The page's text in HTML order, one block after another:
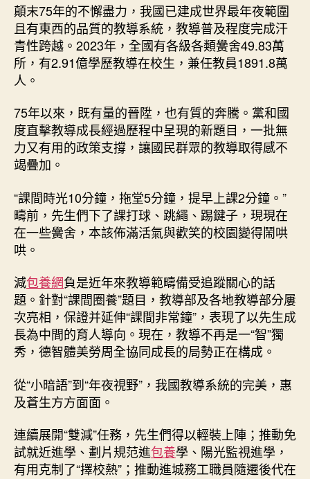
顛末75年的不懈盡力，我國已建成世界最年夜範圍
且有東西的品質的教導系統，教導普及程度完成汗
青性跨越。2023年，全國有各級各類黌舍49.83萬
所，有2.91億學歷教導在校生，兼任教員1891.8萬
人。
75年以來，既有量的晉陞，也有質的奔騰。黨和國
度直擊教導成長經過歷程中呈現的新題目，一批無
力又有用的政策支撐，讓國民群眾的教導取得感不
竭疊加。
“課間時光10分鐘，拖堂5分鐘，提早上課2分鐘。”
疇前，先生們下了課打球、跳繩、踢鍵子，現現在
在一些黌舍，本該佈滿活氣與歡笑的校園變得鬧哄
哄。
減包養網負是近年來教導範疇備受追蹤關心的話
題。針對“課間圈養”題目，教導部及各地教導部分屢
次亮相，保證并延伸“課間非常鐘”，表現了以先生成
長為中間的育人導向。現在，教導不再是一“智”獨
秀，德智體美勞周全協同成長的局勢正在構成。
從“小暗語”到“年夜視野”，我國教導系統的完美，惠
及蒼生方方面面。
連續展開“雙減”任務，先生們得以輕裝上陣；推動免
試就近進學、劃片規范進包養學、陽光監視進學，
有用克制了“擇校熱”；推動進城務工職員隨遷後代在